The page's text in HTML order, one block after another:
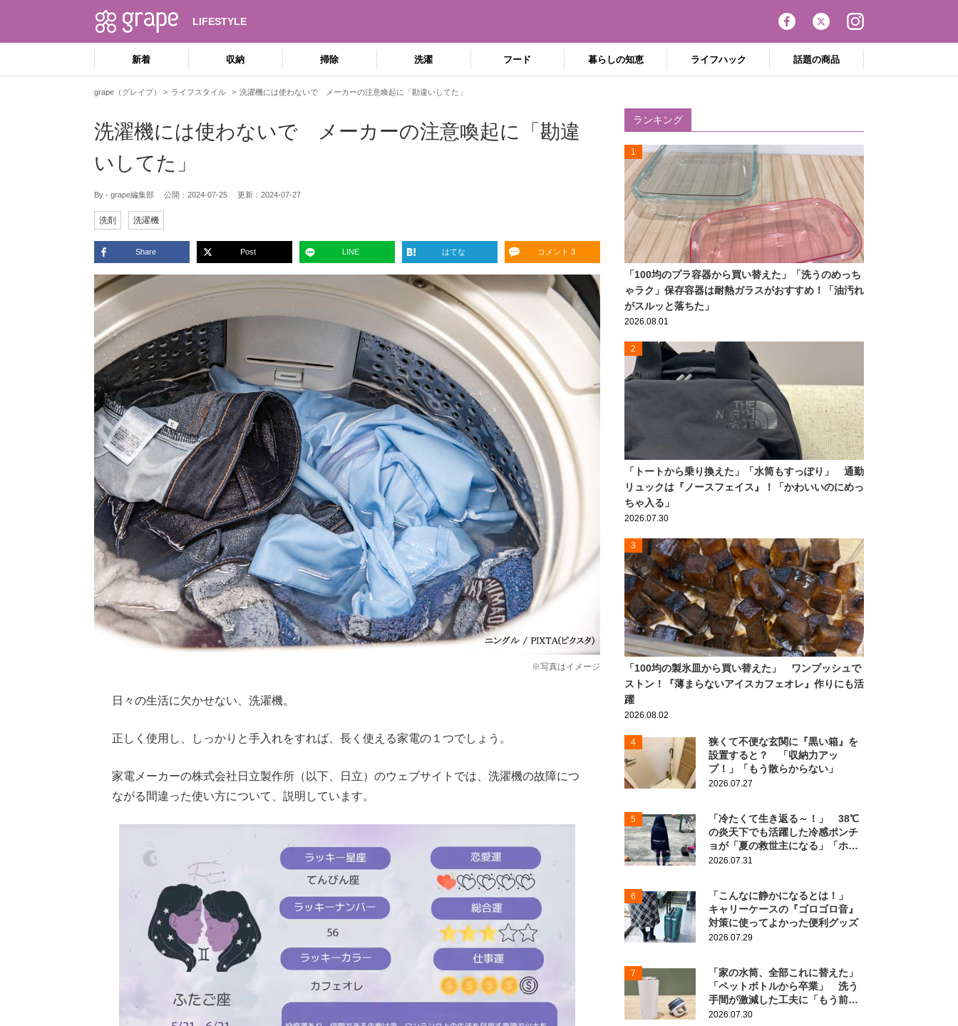
LIFESTYLE
新着 収納 掃除 洗濯 フード 暮らしの知恵 ライフハック 話題の商品
grape（グレイプ） ライフスタイル 洗濯機には使わないで メーカーの注意喚起に「勘違いしてた」
洗濯機には使わないで メーカーの注意喚起に「勘違
いしてた」
By - grape編集部 公開： 2024-07-25 更新： 2024-07-27
洗剤 洗濯機
Share Post LINE はてな コメント 3
※写真はイメージ
日々の生活に欠かせない、洗濯機。
正しく使用し、しっかりと手入れをすれば、長く使える家電の１つでしょう。
家電メーカーの株式会社日立製作所（以下、日立）のウェブサイトでは、洗濯機の故障につ
ながる間違った使い方について、説明しています。
ランキング
1
「100均のプラ容器から買い替えた」「洗うのめっち
ゃラク」保存容器は耐熱ガラスがおすすめ！「油汚れ
がスルッと落ちた」
2026.08.01
2
「トートから乗り換えた」「水筒もすっぽり」 通勤
リュックは『ノースフェイス』！「かわいいのにめっ
ちゃ入る」
2026.07.30
3
「100均の製氷皿から買い替えた」 ワンプッシュで
ストン！『薄まらないアイスカフェオレ』作りにも活
躍
2026.08.02
4
狭くて不便な玄関に『黒い箱』を
設置すると？ 「収納力アッ
プ！」「もう散らからない」
2026.07.27
5
「冷たくて生き返る～！」 38℃
の炎天下でも活躍した冷感ポンチ
ョが「夏の救世主になる」「ホン
ト買ってよかった」
2026.07.31
6
「こんなに静かになるとは！」
キャリーケースの『ゴロゴロ音』
対策に使ってよかった便利グッズ
2026.07.29
7
「家の水筒、全部これに替えた」
「ペットボトルから卒業」 洗う
手間が激減した工夫に「もう前の
に戻れない！」
2026.07.30